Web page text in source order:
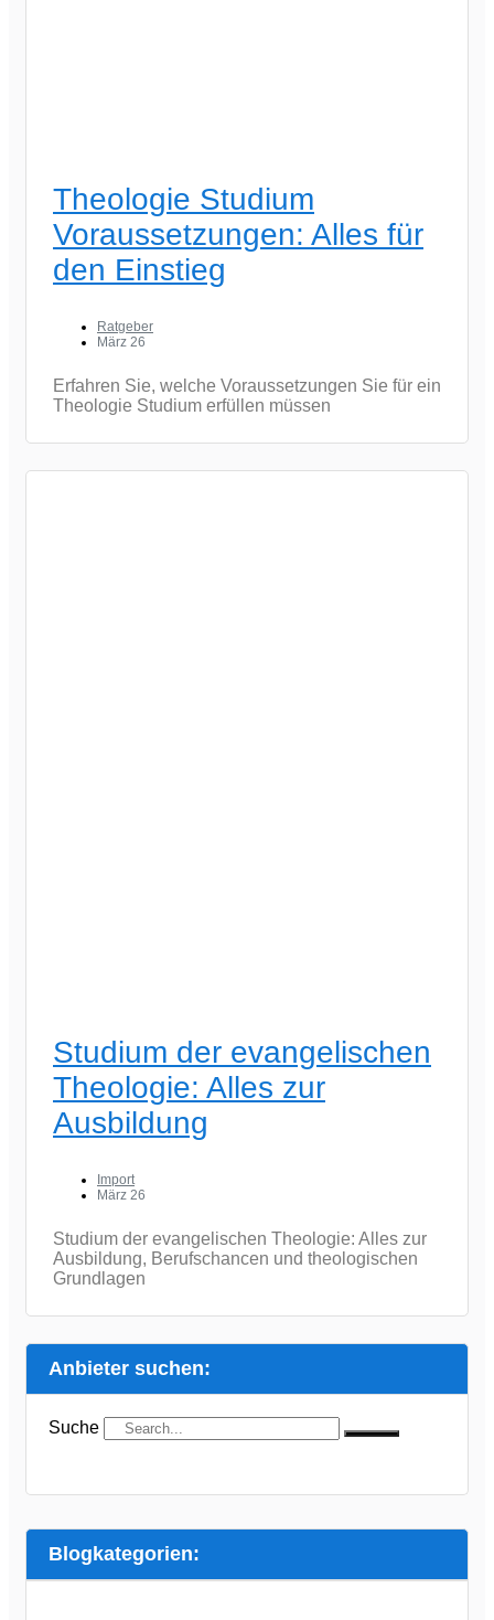
Theologie Studium
Voraussetzungen: Alles für
den Einstieg
Ratgeber
März 26
Erfahren Sie, welche Voraussetzungen Sie für ein
Theologie Studium erfüllen müssen
Studium der evangelischen
Theologie: Alles zur
Ausbildung
Import
März 26
Studium der evangelischen Theologie: Alles zur
Ausbildung, Berufschancen und theologischen
Grundlagen
Anbieter suchen:
Suche
Blogkategorien: